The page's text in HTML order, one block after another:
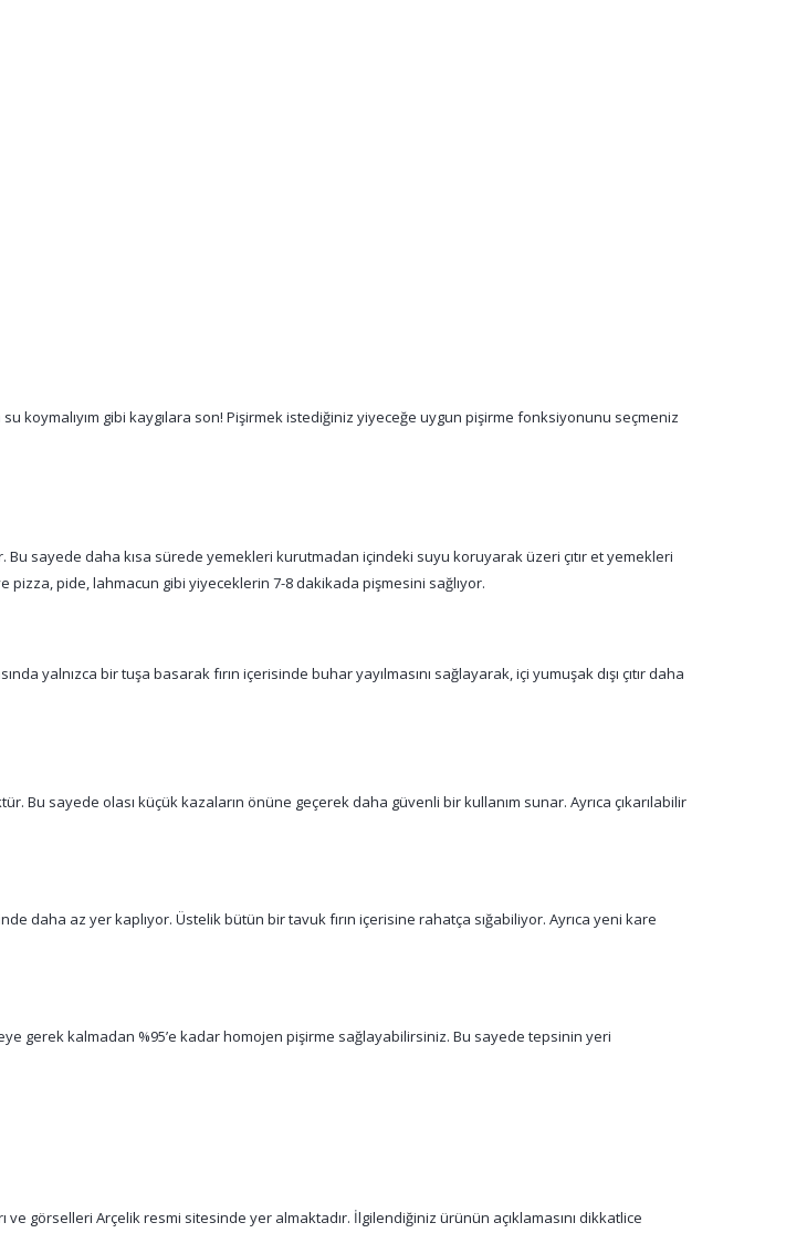
gibi kaygılara son! Pişirmek istediğiniz yiyeceğe uygun pişirme fonksiyonunu seçmeniz
Bu sayede daha kısa sürede yemekleri kurutmadan içindeki suyu koruyarak üzeri çıtır et yemekleri
pizza, pide, lahmacun gibi yiyeceklerin 7-8 dakikada pişmesini sağlıyor.
yalnızca bir tuşa basarak fırın içerisinde buhar yayılmasını sağlayarak, içi yumuşak dışı çıtır daha
Bu sayede olası küçük kazaların önüne geçerek daha güvenli bir kullanım sunar. Ayrıca çıkarılabilir
daha az yer kaplıyor. Üstelik bütün bir tavuk fırın içerisine rahatça sığabiliyor. Ayrıca yeni kare
gerek kalmadan %95’e kadar homojen pişirme sağlayabilirsiniz. Bu sayede tepsinin yeri
görselleri Arçelik resmi sitesinde yer almaktadır. İlgilendiğiniz ürünün açıklamasını dikkatlice